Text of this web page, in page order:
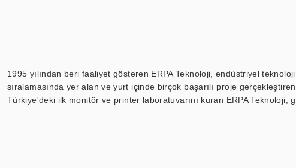
1995 yılından beri faaliyet gösteren ERPA Teknoloji, endüstriyel
sıralamasında yer alan ve yurt içinde birçok başarılı proje
Türkiye'deki ilk monitör ve printer laboratuvarını kuran ERPA